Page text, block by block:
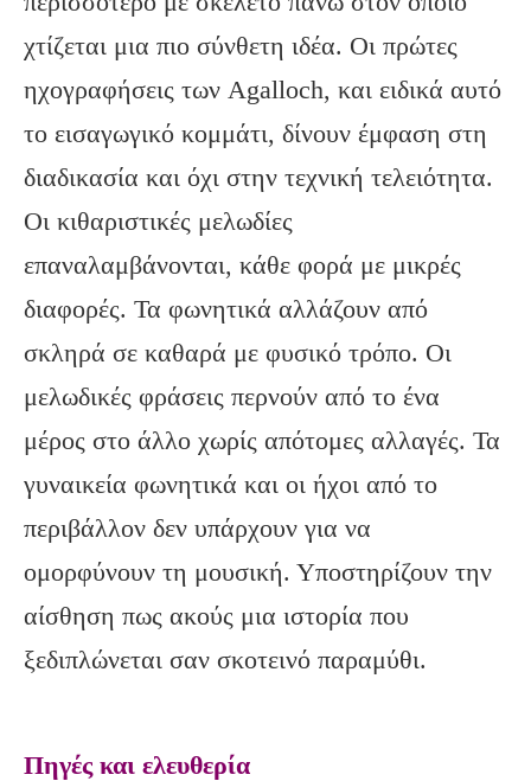
χτίζεται μια πιο σύνθετη ιδέα. Οι πρώτες
ηχογραφήσεις των Agalloch, και ειδικά αυτό
το εισαγωγικό κομμάτι, δίνουν έμφαση στη
διαδικασία και όχι στην τεχνική τελειότητα.
Οι κιθαριστικές μελωδίες
επαναλαμβάνονται, κάθε φορά με μικρές
διαφορές. Τα φωνητικά αλλάζουν από
σκληρά σε καθαρά με φυσικό τρόπο. Οι
μελωδικές φράσεις περνούν από το ένα
μέρος στο άλλο χωρίς απότομες αλλαγές. Τα
γυναικεία φωνητικά και οι ήχοι από το
περιβάλλον δεν υπάρχουν για να
ομορφύνουν τη μουσική. Υποστηρίζουν την
αίσθηση πως ακούς μια ιστορία που
ξεδιπλώνεται σαν σκοτεινό παραμύθι.
Πηγές και ελευθερία